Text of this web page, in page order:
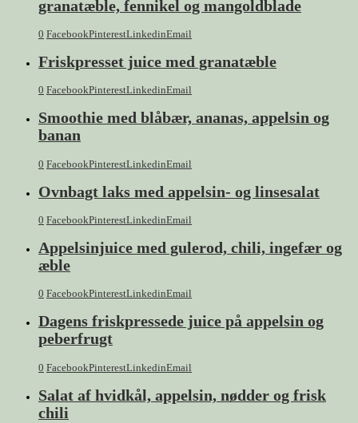
granatæble, fennikel og mangoldblade
0 FacebookPinterestLinkedinEmail
Friskpresset juice med granatæble
0 FacebookPinterestLinkedinEmail
Smoothie med blåbær, ananas, appelsin og
banan
0 FacebookPinterestLinkedinEmail
Ovnbagt laks med appelsin- og linsesalat
0 FacebookPinterestLinkedinEmail
Appelsinjuice med gulerod, chili, ingefær og
æble
0 FacebookPinterestLinkedinEmail
Dagens friskpressede juice på appelsin og
peberfrugt
0 FacebookPinterestLinkedinEmail
Salat af hvidkål, appelsin, nødder og frisk
chili